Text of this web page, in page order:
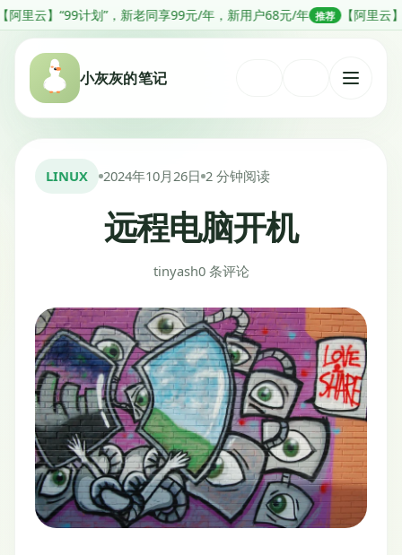
跳
转
计划”，新老同享99元/年，新用户68元/年 推荐 【阿里云】分钟级部
小灰灰的笔记
打
LINUX 2024年10月26日 2 分钟阅读
远程电脑开机
tinyash0 条评论